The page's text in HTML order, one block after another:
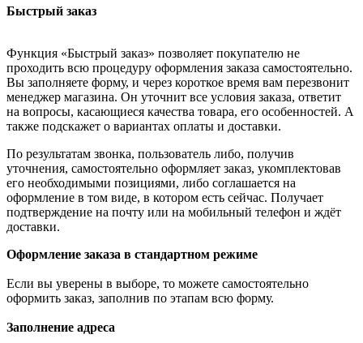
Быстрый заказ
Функция «Быстрый заказ» позволяет покупателю не
проходить всю процедуру оформления заказа самостоятельно.
Вы заполняете форму, и через короткое время вам перезвонит
менеджер магазина. Он уточнит все условия заказа, ответит
на вопросы, касающиеся качества товара, его особенностей. А
также подскажет о вариантах оплаты и доставки.
По результатам звонка, пользователь либо, получив
уточнения, самостоятельно оформляет заказ, укомплектовав
его необходимыми позициями, либо соглашается на
оформление в том виде, в котором есть сейчас. Получает
подтверждение на почту или на мобильный телефон и ждёт
доставки.
Оформление заказа в стандартном режиме
Если вы уверены в выборе, то можете самостоятельно
оформить заказ, заполнив по этапам всю форму.
Заполнение адреса